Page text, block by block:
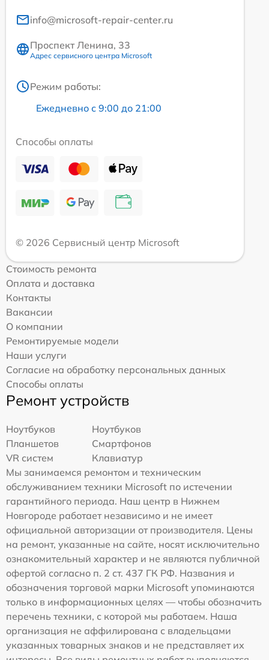
info@microsoft-repair-center.ru
Проспект Ленина, 33
Адрес сервисного центра Microsoft
Режим работы:
Ежедневно с 9:00 до 21:00
Способы оплаты
© 2026 Сервисный центр Microsoft
Стоимость ремонта
Оплата и доставка
Контакты
Вакансии
О компании
Ремонтируемые модели
Наши услуги
Согласие на обработку персональных данных
Способы оплаты
Ремонт устройств
Ноутбуков
Ноутбуков
Планшетов
Смартфонов
VR систем
Клавиатур
Мы занимаемся ремонтом и техническим
обслуживанием техники Microsoft по истечении
гарантийного периода. Наш центр в Нижнем
Новгороде работает независимо и не имеет
официальной авторизации от производителя. Цены
на ремонт, указанные на сайте, носят исключительно
ознакомительный характер и не являются публичной
офертой согласно п. 2 ст. 437 ГК РФ. Названия и
обозначения торговой марки Microsoft упоминаются
только в информационных целях — чтобы обозначить
перечень техники, с которой мы работаем. Наша
организация не аффилирована с владельцами
указанных товарных знаков и не представляет их